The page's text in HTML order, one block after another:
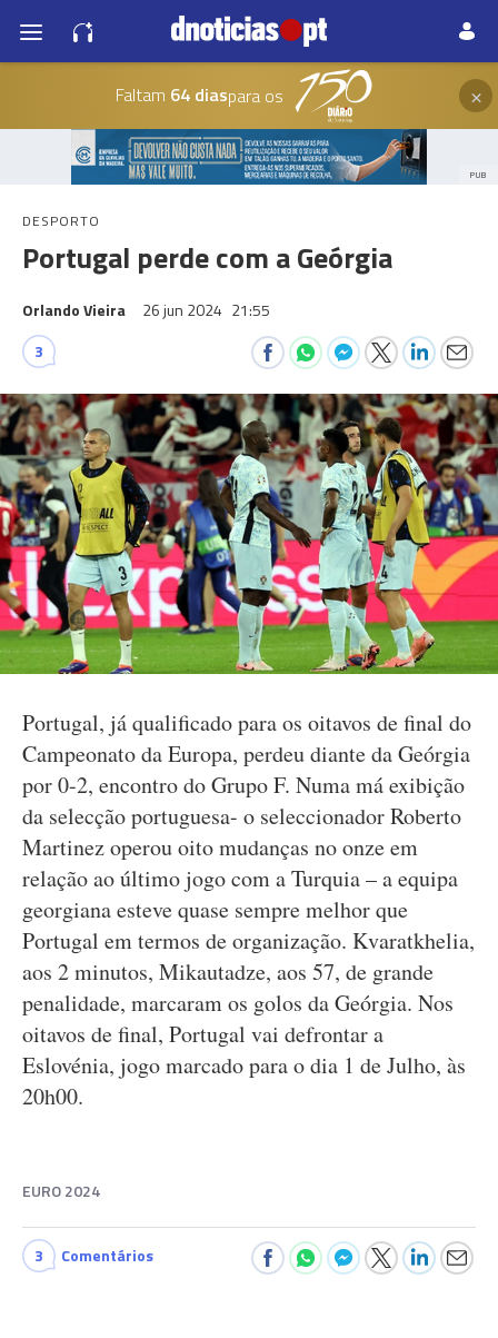
Faltam 64 diaspara os ×
PUB
DESPORTO
Portugal perde com a Geórgia
Orlando Vieira 26 jun 2024 21:55
3
Portugal, já qualificado para os oitavos de final do
Campeonato da Europa, perdeu diante da Geórgia
por 0-2, encontro do Grupo F. Numa má exibição
da selecção portuguesa- o seleccionador Roberto
Martinez operou oito mudanças no onze em
relação ao último jogo com a Turquia – a equipa
georgiana esteve quase sempre melhor que
Portugal em termos de organização. Kvaratkhelia,
aos 2 minutos, Mikautadze, aos 57, de grande
penalidade, marcaram os golos da Geórgia. Nos
oitavos de final, Portugal vai defrontar a
Eslovénia, jogo marcado para o dia 1 de Julho, às
20h00.
EURO 2024
3 Comentários